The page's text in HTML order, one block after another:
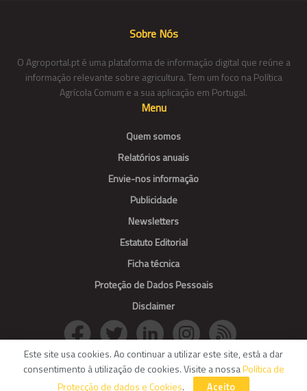
Sobre Nós
O Agroportal.pt é uma plataforma de informação digital que reúne a
informação relevante sobre agricultura. Tem um foco na Política
Agrícola Comum e a sua aplicação em Portugal.
Menu
Quem somos
Relatórios anuais
Envie-nos informação
Publicidade
Newsletters
Estatuto Editorial
Ficha técnica
Proteção de Dados Pessoais
Disclaimer
© Agroportal. All Rights reserved.
Este site usa cookies. Ao continuar a utilizar este site, está a dar
consentimento à utilização de cookies. Visite a nossaPolítica de
Protecção de dados e Cookies. Aceito